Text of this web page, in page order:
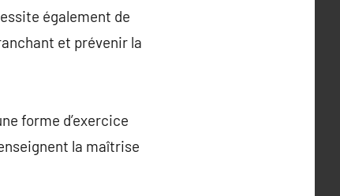
également de
et prévenir la
forme d’exercice
la maîtrise